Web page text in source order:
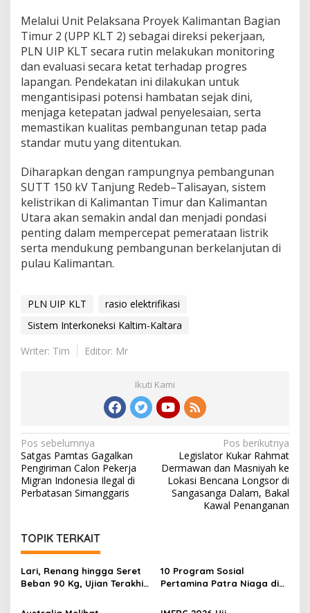
Melalui Unit Pelaksana Proyek Kalimantan Bagian
Timur 2 (UPP KLT 2) sebagai direksi pekerjaan,
PLN UIP KLT secara rutin melakukan monitoring
dan evaluasi secara ketat terhadap progres
lapangan. Pendekatan ini dilakukan untuk
mengantisipasi potensi hambatan sejak dini,
menjaga ketepatan jadwal penyelesaian, serta
memastikan kualitas pembangunan tetap pada
standar mutu yang ditentukan.
Diharapkan dengan rampungnya pembangunan
SUTT 150 kV Tanjung Redeb–Talisayan, sistem
kelistrikan di Kalimantan Timur dan Kalimantan
Utara akan semakin andal dan menjadi pondasi
penting dalam mempercepat pemerataan listrik
serta mendukung pembangunan berkelanjutan di
pulau Kalimantan.
PLN UIP KLT
rasio elektrifikasi
Sistem Interkoneksi Kaltim-Kaltara
Writer: Tim
Editor: Mr
Ikuti Kami
Navigasi
pos
Pos sebelumnya
Satgas Pamtas Gagalkan
Pengiriman Calon Pekerja
Migran Indonesia Ilegal di
Perbatasan Simanggaris
Pos berikutnya
Legislator Kukar Rahmat
Dermawan dan Masniyah ke
Lokasi Bencana Longsor di
Sangasanga Dalam, Bakal
Kawal Penanganan
TOPIK TERKAIT
Lari, Renang hingga Seret
Beban 90 Kg, Ujian Terakhir
10 Program Sosial
Pertamina Patra Niaga di
Penghargaan ISRA 2026